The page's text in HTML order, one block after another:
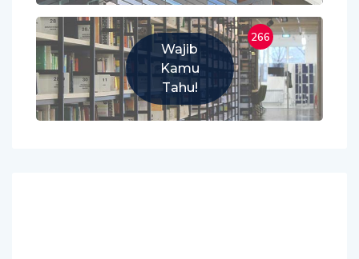
Wajib
Kamu
Tahu!
266